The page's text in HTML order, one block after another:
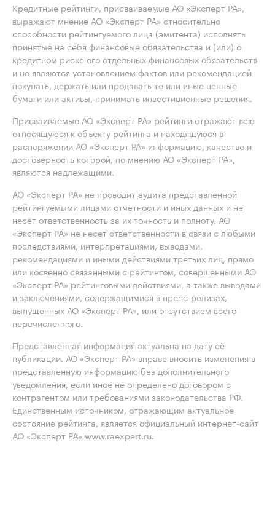
Кредитные рейтинги, присваиваемые АО «Эксперт РА»,
выражают мнение АО «Эксперт РА» относительно
способности рейтингуемого лица (эмитента) исполнять
принятые на себя финансовые обязательства и (или) о
кредитном риске его отдельных финансовых обязательств
и не являются установлением фактов или рекомендацией
покупать, держать или продавать те или иные ценные
бумаги или активы, принимать инвестиционные решения.
Присваиваемые АО «Эксперт РА» рейтинги отражают всю
относящуюся к объекту рейтинга и находящуюся в
распоряжении АО «Эксперт РА» информацию, качество и
достоверность которой, по мнению АО «Эксперт РА»,
являются надлежащими.
АО «Эксперт РА» не проводит аудита представленной
рейтингуемыми лицами отчётности и иных данных и не
несёт ответственность за их точность и полноту. АО
«Эксперт РА» не несет ответственности в связи с любыми
последствиями, интерпретациями, выводами,
рекомендациями и иными действиями третьих лиц, прямо
или косвенно связанными с рейтингом, совершенными АО
«Эксперт РА» рейтинговыми действиями, а также выводами
и заключениями, содержащимися в пресс-релизах,
выпущенных АО «Эксперт РА», или отсутствием всего
перечисленного.
Представленная информация актуальна на дату её
публикации. АО «Эксперт РА» вправе вносить изменения в
представленную информацию без дополнительного
уведомления, если иное не определено договором с
контрагентом или требованиями законодательства РФ.
Единственным источником, отражающим актуальное
состояние рейтинга, является официальный интернет-сайт
АО «Эксперт РА» www.raexpert.ru.